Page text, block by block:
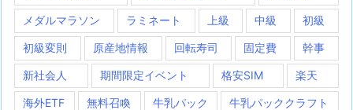
メダルマラソン ラミネート 上級 中級 初級
初級変則 原産地情報 回転寿司 固定費 幹事
新社会人 期間限定イベント 格安SIM 楽天
海外ETF 無料召喚 牛乳パック 牛乳パッククラフト